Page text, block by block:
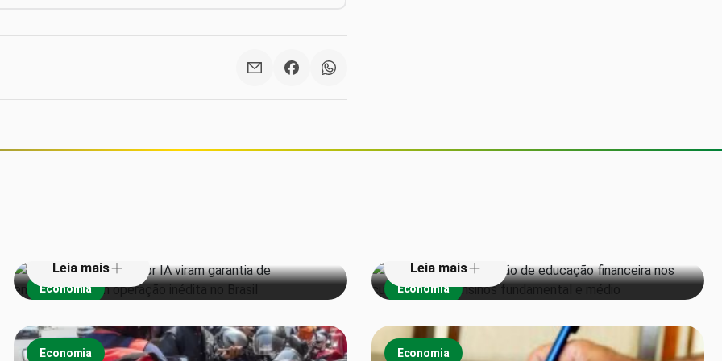
Economia
Leia mais
Economia
Leia mais
Economia Economia